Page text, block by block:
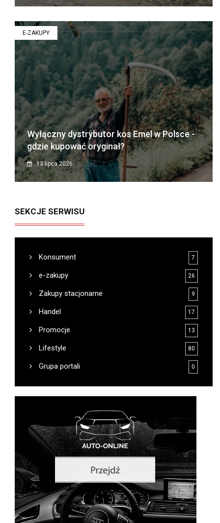
E-ZAKUPY
Wyłączny dystrybutor kos Emel w Polsce -
gdzie kupować oryginał?
13 lipca 2026
SEKCJE SERWISU
Konsument 7
e-zakupy 26
Zakupy stacjonarne 9
Handel 17
Promocje 13
Lifestyle 80
Grupa portali 0